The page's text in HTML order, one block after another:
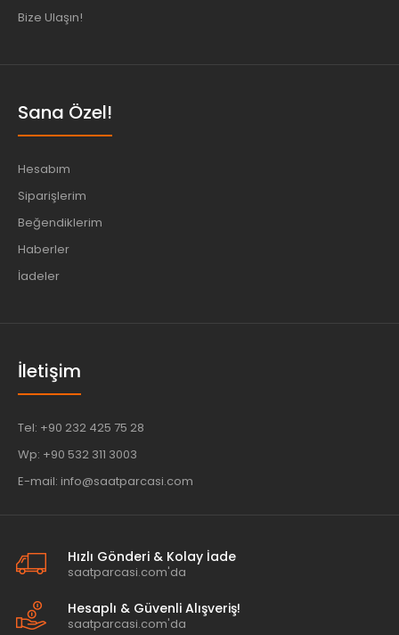
Bize Ulaşın!
Sana Özel!
Hesabım
Siparişlerim
Beğendiklerim
Haberler
İadeler
İletişim
Tel: +90 232 425 75 28
Wp: +90 532 311 3003
E-mail: info@saatparcasi.com
Hızlı Gönderi & Kolay İade
saatparcasi.com'da
Hesaplı & Güvenli Alışveriş!
saatparcasi.com'da